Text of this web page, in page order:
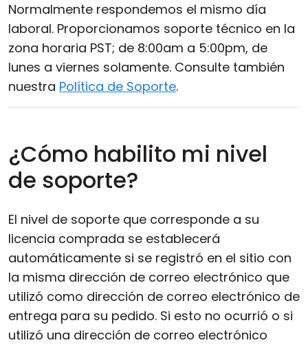
Normalmente respondemos el mismo día
laboral. Proporcionamos soporte técnico en la
zona horaria PST; de 8:00am a 5:00pm, de
lunes a viernes solamente. Consulte también
nuestra Política de Soporte.
¿Cómo habilito mi nivel
de soporte?
El nivel de soporte que corresponde a su
licencia comprada se establecerá
automáticamente si se registró en el sitio con
la misma dirección de correo electrónico que
utilizó como dirección de correo electrónico de
entrega para su pedido. Si esto no ocurrió o si
utilizó una dirección de correo electrónico